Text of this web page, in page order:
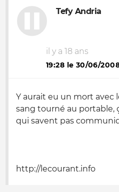
Tefy Andria
il y a 18 ans
19:28 le 30/06/
Y aurait eu un mort avec
sang tourné au portable,
qui savent pas
http://lecourant.info